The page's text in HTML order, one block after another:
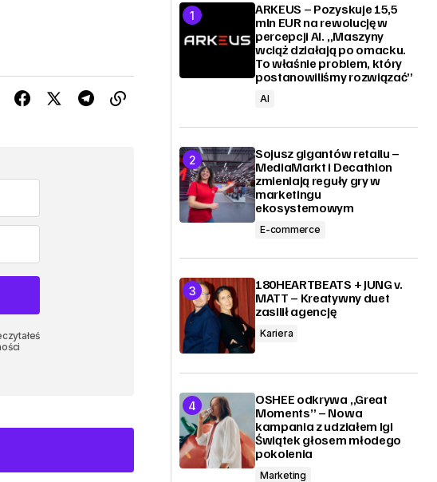
ARKEUS – Pozyskuje 15,5
mln EUR na rewolucję w
percepcji AI. „Maszyny
wciąż działają po omacku.
To właśnie problem, który
postanowiliśmy rozwiązać”
AI
Sojusz gigantów retailu –
MediaMarkt i Decathlon
zmieniają reguły gry w
marketingu
ekosystemowym
E-commerce
180HEARTBEATS + JUNG v.
MATT – Kreatywny duet
zasilił agencję
Kariera
OSHEE odkrywa „Great
Moments” – Nowa
kampania z udziałem Igi
Świątek głosem młodego
pokolenia
Marketing